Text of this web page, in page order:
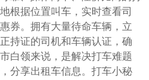
根据位置叫车，实时查看司
券。拥有大量待命车辆，立
持证的司机和车辆认证，确
白领来说，是解决打车难题
分享出租车信息。打车小秘